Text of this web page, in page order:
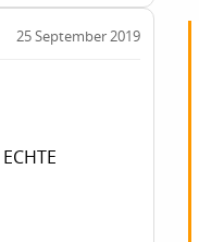
25 September 2019